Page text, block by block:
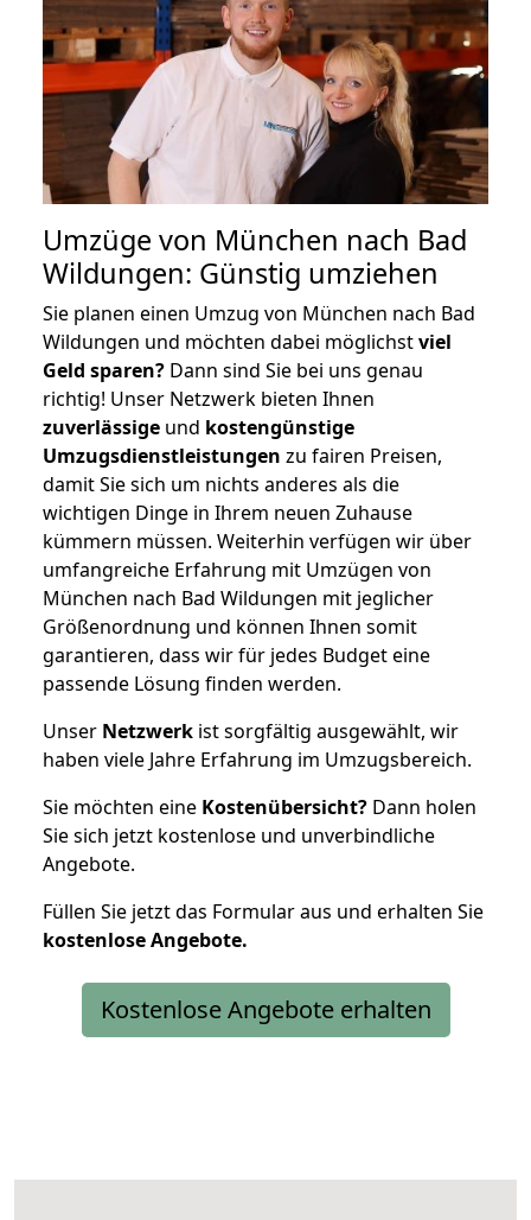
Umzüge von München nach Bad
Wildungen: Günstig umziehen
Sie planen einen Umzug von München nach Bad
Wildungen und möchten dabei möglichstviel
Geld sparen? Dann sind Sie bei uns genau
richtig! Unser Netzwerk bieten Ihnen
zuverlässige und kostengünstige
Umzugsdienstleistungen zu fairen Preisen,
damit Sie sich um nichts anderes als die
wichtigen Dinge in Ihrem neuen Zuhause
kümmern müssen. Weiterhin verfügen wir über
umfangreiche Erfahrung mit Umzügen von
München nach Bad Wildungen mit jeglicher
Größenordnung und können Ihnen somit
garantieren, dass wir für jedes Budget eine
passende Lösung finden werden.
Unser Netzwerk ist sorgfältig ausgewählt, wir
haben viele Jahre Erfahrung im Umzugsbereich.
Sie möchten eine Kostenübersicht? Dann holen
Sie sich jetzt kostenlose und unverbindliche
Angebote.
Füllen Sie jetzt das Formular aus und erhalten Sie
kostenloseAngebote.
Kostenlose Angebote erhalten